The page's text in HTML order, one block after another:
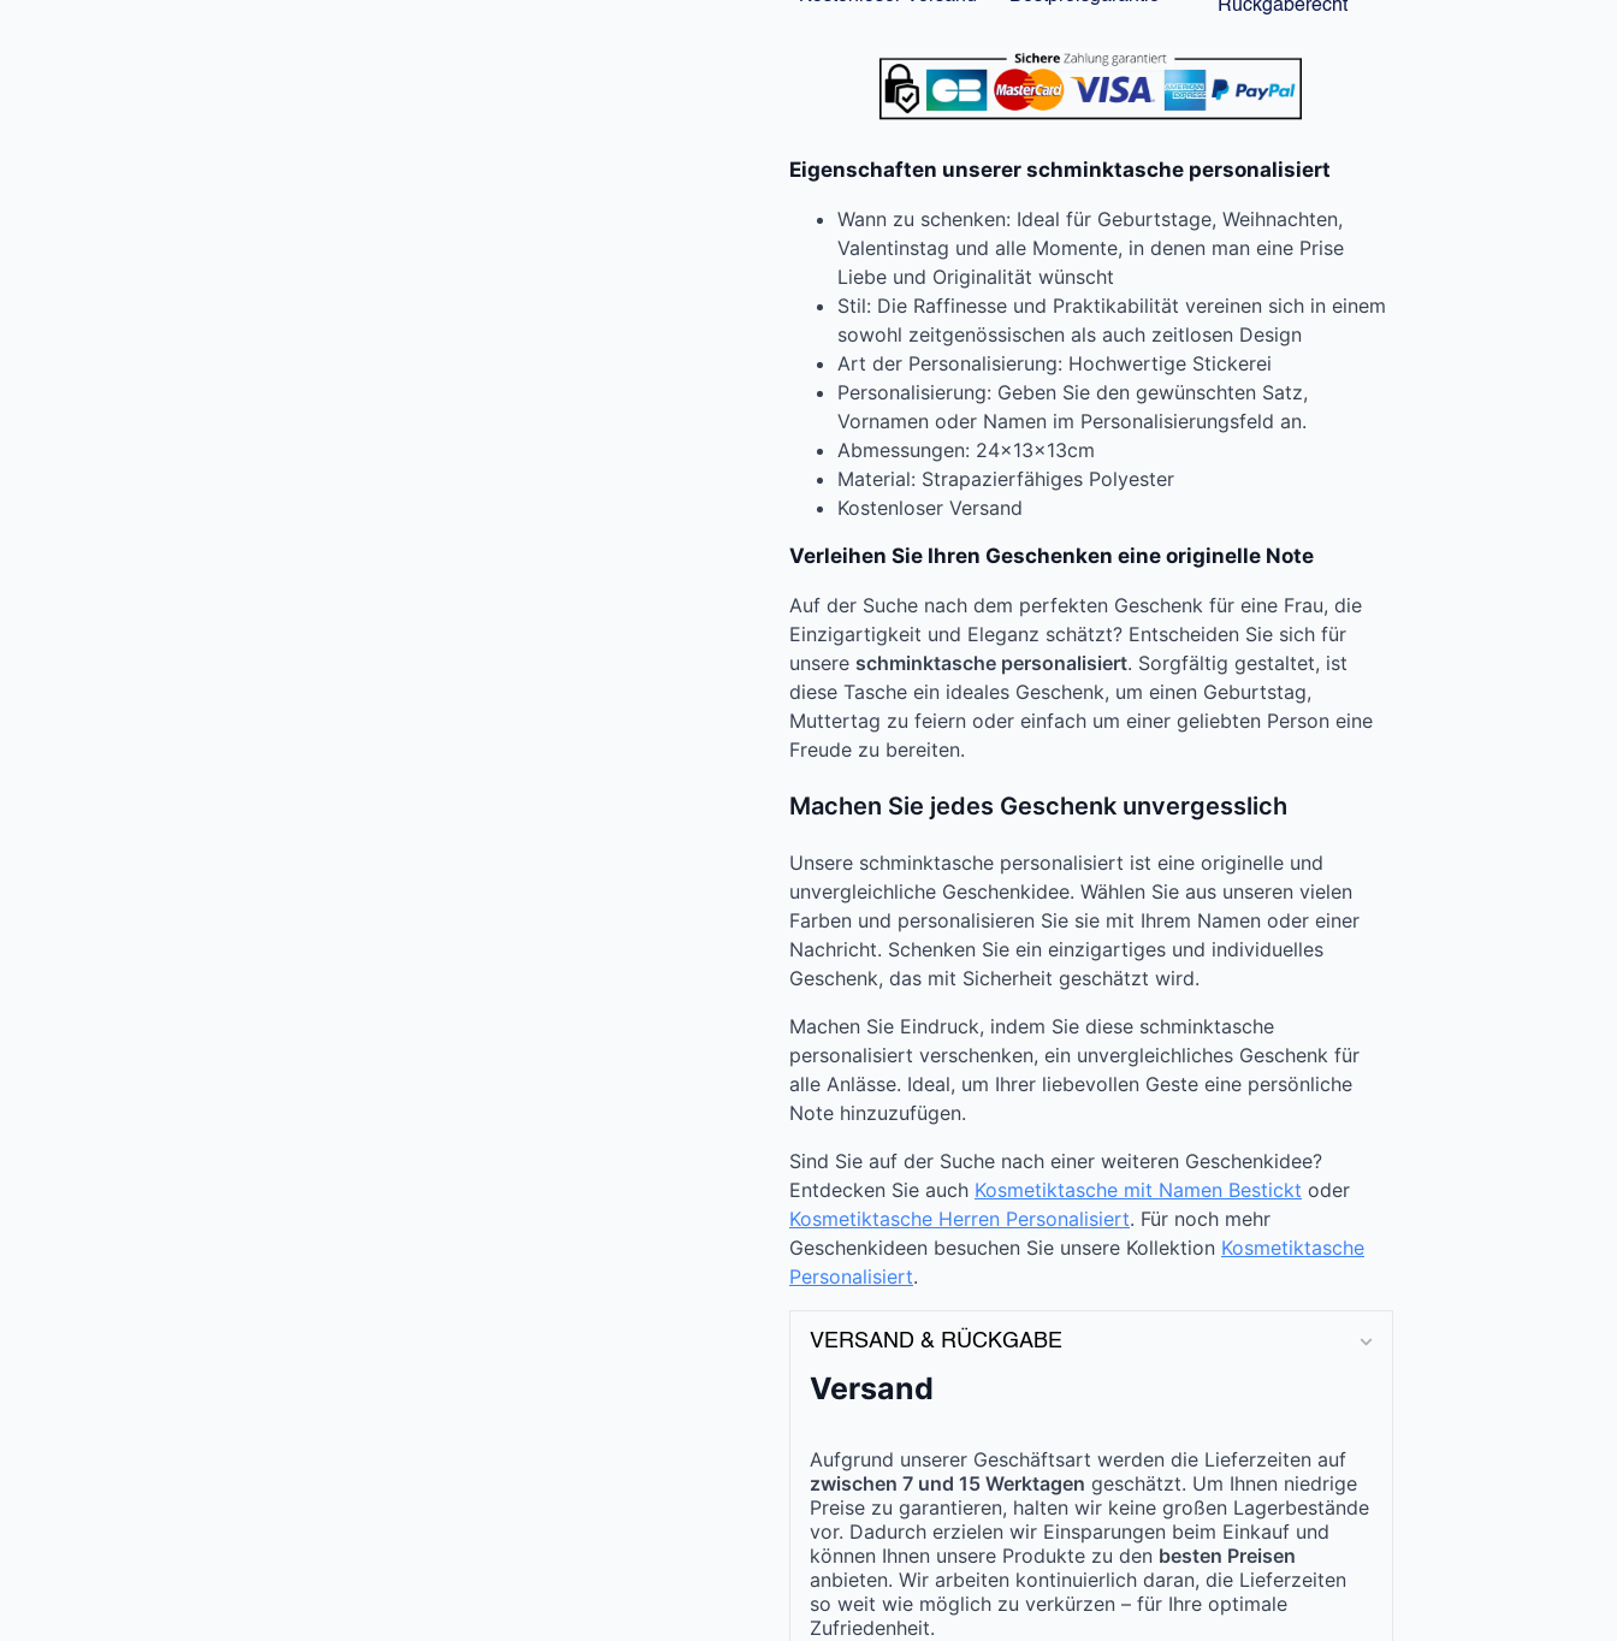
Rückgaberecht
Eigenschaften unserer schminktasche personalisiert
Wann zu schenken: Ideal für Geburtstage, Weihnachten,
Valentinstag und alle Momente, in denen man eine Prise
Liebe und Originalität wünscht
Stil: Die Raffinesse und Praktikabilität vereinen sich in einem
sowohl zeitgenössischen als auch zeitlosen Design
Art der Personalisierung: Hochwertige Stickerei
Personalisierung: Geben Sie den gewünschten Satz,
Vornamen oder Namen im Personalisierungsfeld an.
Abmessungen: 24x13x13cm
Material: Strapazierfähiges Polyester
Kostenloser Versand
Verleihen Sie Ihren Geschenken eine originelle Note
Auf der Suche nach dem perfekten Geschenk für eine Frau, die
Einzigartigkeit und Eleganz schätzt? Entscheiden Sie sich für
unsere schminktasche personalisiert. Sorgfältig gestaltet, ist
diese Tasche ein ideales Geschenk, um einen Geburtstag,
Muttertag zu feiern oder einfach um einer geliebten Person eine
Freude zu bereiten.
Machen Sie jedes Geschenk unvergesslich
Unsere schminktasche personalisiert ist eine originelle und
unvergleichliche Geschenkidee. Wählen Sie aus unseren vielen
Farben und personalisieren Sie sie mit Ihrem Namen oder einer
Nachricht. Schenken Sie ein einzigartiges und individuelles
Geschenk, das mit Sicherheit geschätzt wird.
Machen Sie Eindruck, indem Sie diese schminktasche
personalisiert verschenken, ein unvergleichliches Geschenk für
alle Anlässe. Ideal, um Ihrer liebevollen Geste eine persönliche
Note hinzuzufügen.
Sind Sie auf der Suche nach einer weiteren Geschenkidee?
Entdecken Sie auch Kosmetiktasche mit Namen Bestickt oder
Kosmetiktasche Herren Personalisiert. Für noch mehr
Geschenkideen besuchen Sie unsere Kollektion Kosmetiktasche
Personalisiert.
VERSAND & RÜCKGABE
Versand
Aufgrund unserer Geschäftsart werden die Lieferzeiten auf
zwischen 7 und 15 Werktagen geschätzt. Um Ihnen niedrige
Preise zu garantieren, halten wir keine großen Lagerbestände
vor. Dadurch erzielen wir Einsparungen beim Einkauf und
können Ihnen unsere Produkte zu den besten Preisen
anbieten. Wir arbeiten kontinuierlich daran, die Lieferzeiten
so weit wie möglich zu verkürzen – für Ihre optimale
Zufriedenheit.